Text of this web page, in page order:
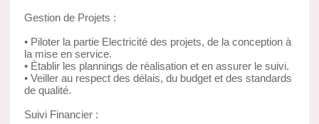
Gestion de Projets :
• Piloter la partie Electricité des projets, de la conception à
la mise en service.
• Établir les plannings de réalisation et en assurer le suivi.
• Veiller au respect des délais, du budget et des standards
de qualité.
Suivi Financier :